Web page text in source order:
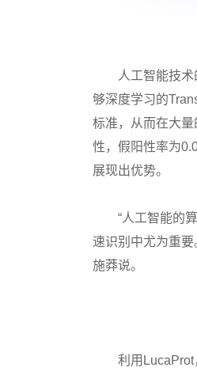
人工智能技术的
够深度学习的
标准，从而在大
性，假阳性率为
展现出优势。
“人工智能的算
速识别中尤为重
施莽说。
利用LucaProt，